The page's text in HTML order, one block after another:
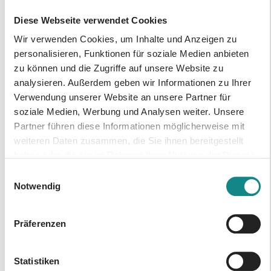
Diese Webseite verwendet Cookies
Wir verwenden Cookies, um Inhalte und Anzeigen zu
personalisieren, Funktionen für soziale Medien anbieten
zu können und die Zugriffe auf unsere Website zu
analysieren. Außerdem geben wir Informationen zu Ihrer
Verwendung unserer Website an unsere Partner für
soziale Medien, Werbung und Analysen weiter. Unsere
Partner führen diese Informationen möglicherweise mit
weiteren Daten zusammen, die Sie ihnen bereitgestellt
Notwendig
Präferenzen
Statistiken
Sinnlichkeit, Liebe und Leidenschaft. Doch
kann die strukturierte Claire sich auf ein so
unkonventionelles Leben einlassen? Ein
unterhaltsamer Roman, der die Liebe und das
Leben auf ironische Weise, aber überaus
tiefgründig unter die Lupe nimmt. Und eines
ist garantiert: nicht nur für Claire verändert
sich so einiges, sondern auch für die